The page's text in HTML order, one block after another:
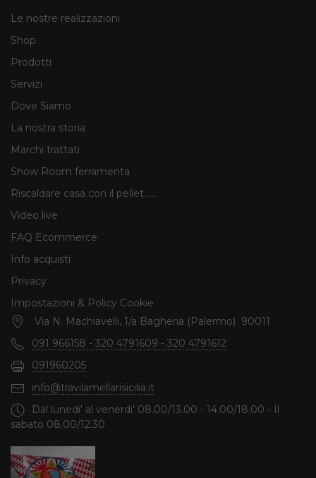
Le nostre realizzazioni
Shop
Prodotti
Servizi
Dove Siamo
La nostra storia
Marchi trattati
Show Room ferramenta
Riscaldare casa con il pellet......
Video live
FAQ Ecommerce
Info acquisti
Privacy
Impostazioni & Policy Cookie
Via N. Machiavelli, 1/a Bagheria (Palermo) 90011
091 966158 - 320 4791609 - 320 4791612
091960205
info@travilamellarisicilia.it
Dal lunedi' al venerdi' 08.00/13.00 - 14.00/18.00 - Il
sabato 08.00/12.30